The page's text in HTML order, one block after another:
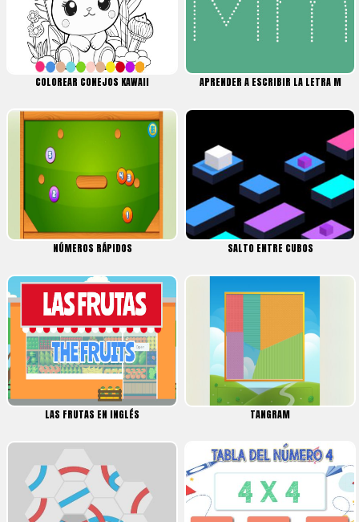
COLOREAR CONEJOS KAWAII APRENDER A ESCRIBIR LA LETRA M
NÚMEROS RÁPIDOS SALTO ENTRE CUBOS
LAS FRUTAS EN INGLÉS TANGRAM